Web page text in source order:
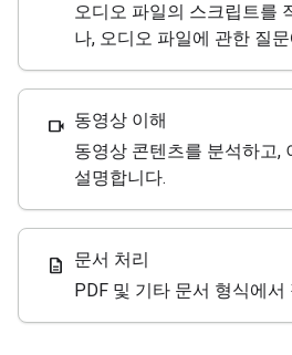
오디오 파일의 스크립트를
나, 오디오 파일에 관한 질
videocam 동영상 이해
동영상 콘텐츠를 분석하고,
설명합니다.
description
문서 처리
PDF 및 기타 문서 형식에서